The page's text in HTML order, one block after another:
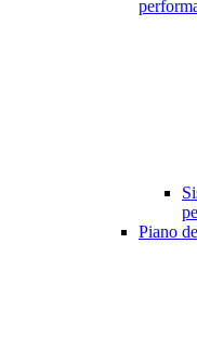
Piano